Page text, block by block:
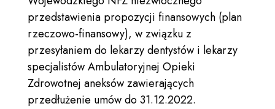
przedstawienia propozycji finansowych (plan
rzeczowo-finansowy), w związku z
przesyłaniem do lekarzy dentystów i lekarzy
specjalistów Ambulatoryjnej Opieki
Zdrowotnej aneksów zawierających
przedłużenie umów do 31.12.2022.